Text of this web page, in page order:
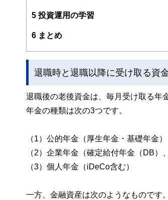
5投資運用の学習
6 まとめ
退職時と退職以降に受け取る資
退職後の老後資金は、毎月受け取る年
年金の種類は次の3つです。
（1）公的年金（厚生年金・基礎年金）
（2）企業年金（確定給付年金（DB）
（3）個人年金（iDeCo含む）
一方、金融資産は次のようなものです。